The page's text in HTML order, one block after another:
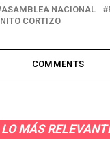
ASAMBLEA NACIONAL
NITO CORTIZO
COMMENTS
LO MÁS